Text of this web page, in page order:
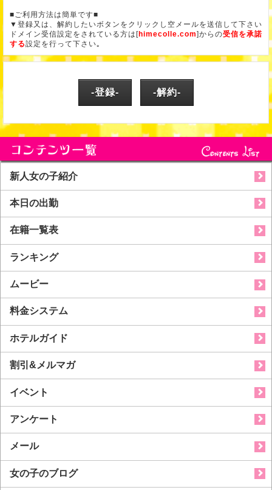
■ご利用方法は簡単です■
▼登録又は、解約したいボタンをクリックし空メールを送信して下さい
ドメイン受信設定をされている方は[himecolle.com]からの受信を承諾
する設定を行って下さい｡
-登録- -解約-
新人女の子紹介
本日の出勤
在籍一覧表
ランキング
ムービー
料金システム
ホテルガイド
割引&メルマガ
イベント
アンケート
メール
女の子のブログ